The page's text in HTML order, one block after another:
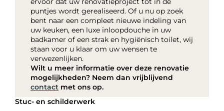
puntjes wordt gerealiseerd. Of u nu op zoek
bent naar een compleet nieuwe indeling van
uw keuken, een luxe inloopdouche in uw
badkamer of een strak en hygiënisch toilet, wij
staan voor u klaar om uw wensen te
verwezenlijken.
Wilt u meer informatie over deze renovatie
mogelijkheden? Neem dan vrijblijvend
contact met ons op.
Stuc- en schilderwerk